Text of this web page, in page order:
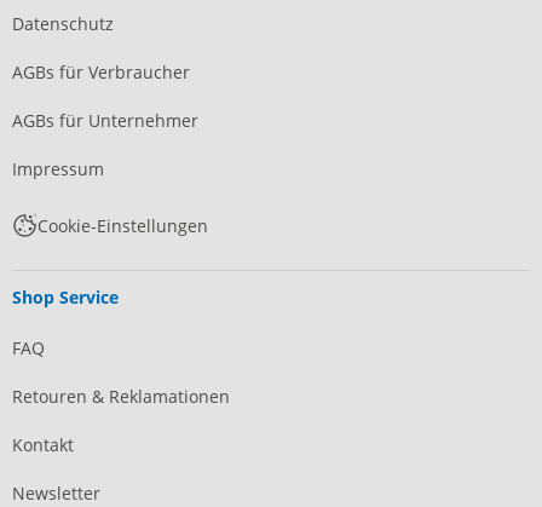
Datenschutz
AGBs für Verbraucher
AGBs für Unternehmer
Impressum
Cookie-Einstellungen
Shop Service
FAQ
Retouren & Reklamationen
Kontakt
Newsletter